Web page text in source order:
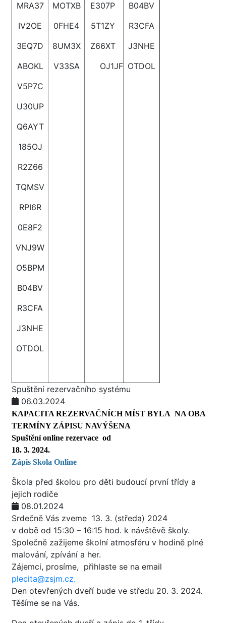
MRA37
IV2OE
3EQ7D
ABOKL
V5P7C
U30UP
Q6AYT
185OJ
R2Z66
TQMSV
RPI6R
0E8F2
VNJ9W
O5BPM
B04BV
R3CFA
J3NHE
OTDOL
MOTXB
0FHE4
8UM3X
V33SA
E307P
5T1ZY
Z66XT
OJ1JF
B04BV
R3CFA
J3NHE
OTDOL
Spuštění rezervačního systému
06.03.2024
KAPACITA REZERVAČNÍCH MÍST BYLA NA OBA
TERMÍNY ZÁPISU NAVÝŠENA
Spuštění online rezervace od
18. 3. 2024.
Zápis Skola Online
Škola před školou pro děti budoucí první třídy a
jejich rodiče
08.01.2024
Srdečně Vás zveme 13. 3. (středa) 2024
v době od 15:30 – 16:15 hod. k návštěvě školy.
Společně zažijeme školní atmosféru v hodině plné
malování, zpívání a her.
Zájemci, prosíme, přihlaste se na email
plecita@zsjm.cz.
Den otevřených dveří bude ve středu 20. 3. 2024.
Těšíme se na Vás.